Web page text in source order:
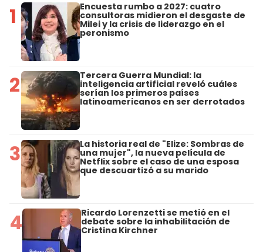
1 Encuesta rumbo a 2027: cuatro
consultoras midieron el desgaste de
Milei y la crisis de liderazgo en el
peronismo
2 Tercera Guerra Mundial: la
inteligencia artificial reveló cuáles
serían los primeros países
latinoamericanos en ser derrotados
3 La historia real de "Elize: Sombras de
una mujer", la nueva película de
Netflix sobre el caso de una esposa
que descuartizó a su marido
4 Ricardo Lorenzetti se metió en el
debate sobre la inhabilitación de
Cristina Kirchner